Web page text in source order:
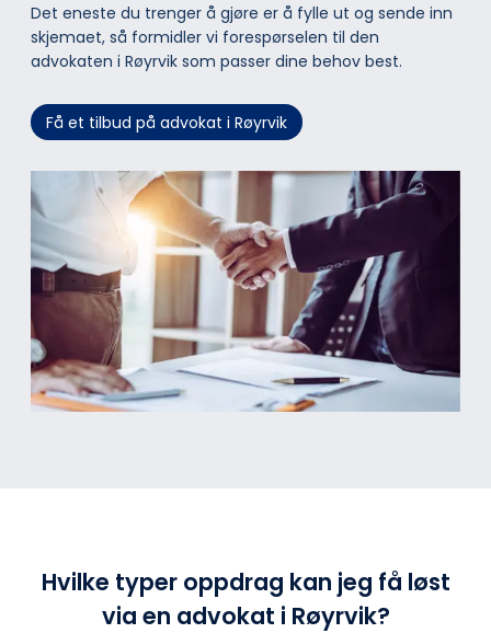
Det eneste du trenger å gjøre er å fylle ut og sende inn
skjemaet, så formidler vi forespørselen til den
advokaten i Røyrvik som passer dine behov best.
Få et tilbud på advokat i Røyrvik
Hvilke typer oppdrag kan jeg få løst
via en advokat i Røyrvik?